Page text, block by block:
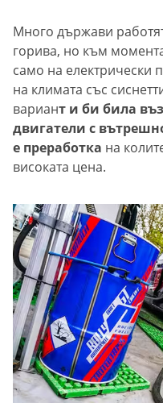
Много държави
горива, но към
само на електрически
на климата със
вариант и би била
двигатели с
е преработка на
високата цена.